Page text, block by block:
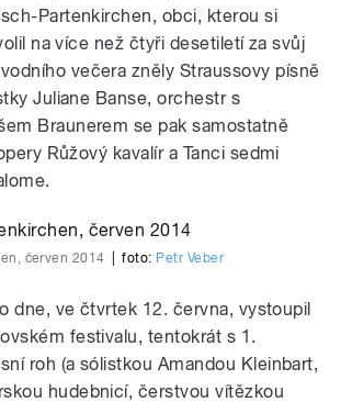
Partenkirchen, obci, kterou si
na více než čtyři desetiletí za svůj
večera zněly Straussovy písně
Juliane Banse, orchestr s
Braunerem se pak samostatně
Růžový kavalír a Tanci sedmi
červen 2014 foto: Petr Veber
dne, ve čtvrtek 12. června, vystoupil
festivalu, tentokrát s 1.
roh (a sólistkou Amandou Kleinbart,
hudebnicí, čerstvou vítězkou